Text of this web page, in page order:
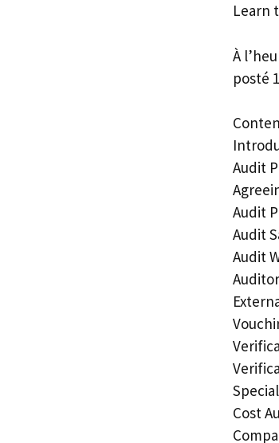
Learn
À
posté
Audit
Audit
Audit
Audit
Cost